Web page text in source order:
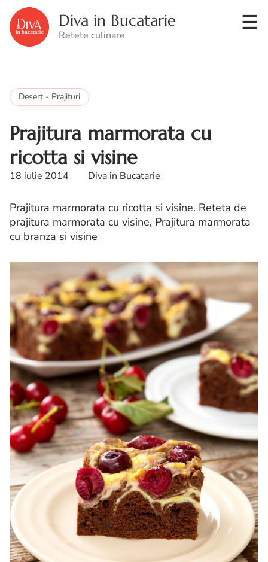
Diva in Bucatarie
Retete culinare
Desert - Prajituri
Prajitura marmorata cu
ricotta si visine
18 iulie 2014 Diva in Bucatarie
Prajitura marmorata cu ricotta si visine. Reteta de
prajitura marmorata cu visine, Prajitura marmorata
cu branza si visine